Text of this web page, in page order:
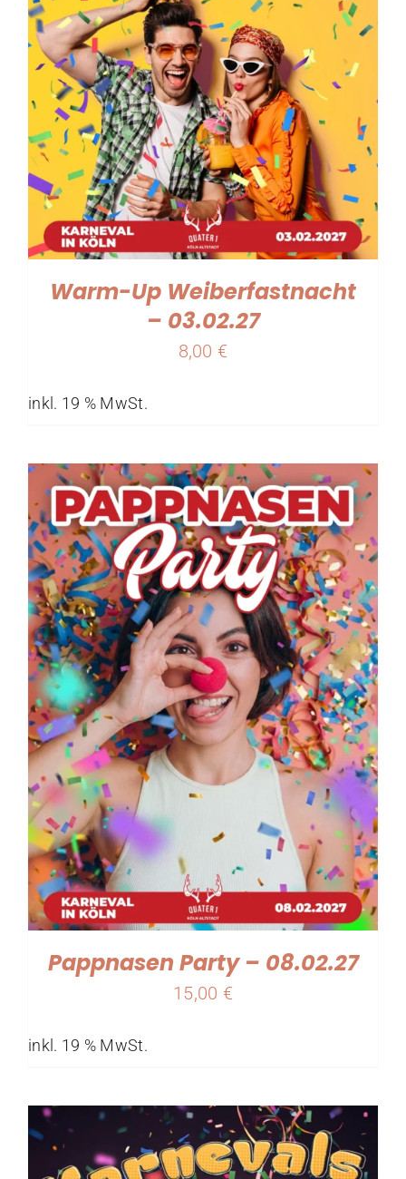
Warm-Up Weiberfastnacht
– 03.02.27
8,00€
inkl. 19 % MwSt.
Pappnasen Party – 08.02.27
15,00 €
inkl. 19 % MwSt.